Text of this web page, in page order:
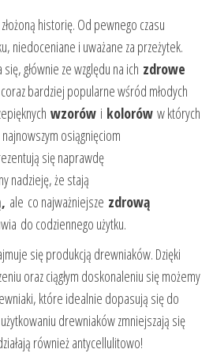
historię. Od pewnego czasu
niedoceniane i uważane za przeżytek.
głównie ze względu na ich zdrowe
bardziej popularne wśród młodych
wzorów i kolorów w których
osiągnięciom
się naprawdę
nadzieję, że stają
, ale co najważniejsze zdrową
do codziennego użytku.
się produkcją drewniaków. Dzięki
oraz ciągłym doskonaleniu się możemy
które idealnie dopasują się do
drewniaków zmniejszają się
również antycellulitowo!